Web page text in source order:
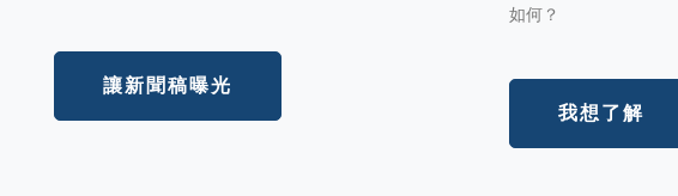
讓新聞稿曝光
如何？
我想了解